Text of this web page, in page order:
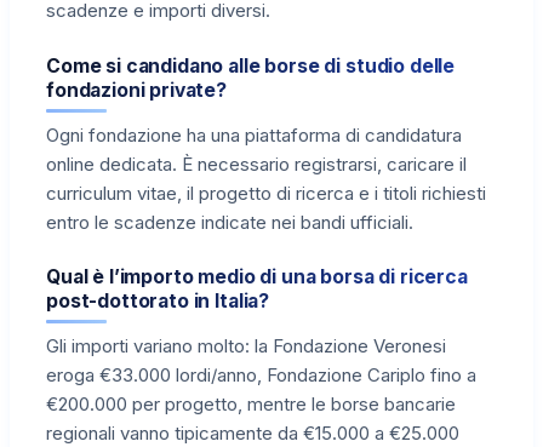
scadenze e importi diversi.
Come si candidano alle borse di studio delle
fondazioni private?
Ogni fondazione ha una piattaforma di candidatura
online dedicata. È necessario registrarsi, caricare il
curriculum vitae, il progetto di ricerca e i titoli richiesti
entro le scadenze indicate nei bandi ufficiali.
Qual è l’importo medio di una borsa di ricerca
post-dottorato in Italia?
Gli importi variano molto: la Fondazione Veronesi
eroga €33.000 lordi/anno, Fondazione Cariplo fino a
€200.000 per progetto, mentre le borse bancarie
regionali vanno tipicamente da €15.000 a €25.000